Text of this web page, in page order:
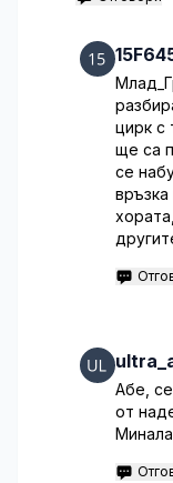
цирк с
ще са
се
Абе,
от